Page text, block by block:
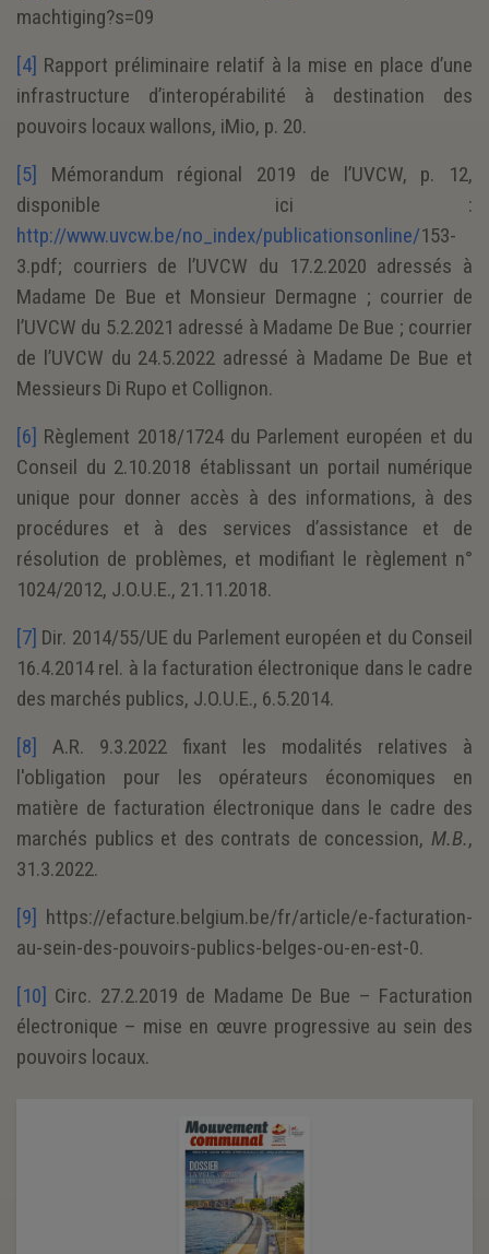
machtiging?s=09
[4] Rapport préliminaire relatif à la mise en place d’une
infrastructure d’interopérabilité à destination des
pouvoirs locaux wallons, iMio, p. 20.
[5]
Mémorandum régional 2019 de l’UVCW, p. 12,
disponible ici :
http://www.uvcw.be/no_index/publicationsonline/153-
3.pdf; courriers de l’UVCW du 17.2.2020 adressés à
Madame De Bue et Monsieur Dermagne ; courrier de
l’UVCW du 5.2.2021 adressé à Madame De Bue ; courrier
de l’UVCW du 24.5.2022 adressé à Madame De Bue et
Messieurs Di Rupo et Collignon.
[6] Règlement 2018/1724 du Parlement européen et du
Conseil du 2.10.2018 établissant un portail numérique
unique pour donner accès à des informations, à des
procédures et à des services d’assistance et de
résolution de problèmes, et modifiant le règlement n°
1024/2012, J.O.U.E., 21.11.2018.
[7] Dir. 2014/55/UE du Parlement européen et du Conseil
16.4.2014 rel. à la facturation électronique dans le cadre
des marchés publics, J.O.U.E., 6.5.2014.
[8]
A.R. 9.3.2022 fixant les modalités relatives à
l'obligation pour les opérateurs économiques en
matière de facturation électronique dans le cadre des
marchés publics et des contrats de concession, M.B.,
31.3.2022.
[9] https://efacture.belgium.be/fr/article/e-facturation-
au-sein-des-pouvoirs-publics-belges-ou-en-est-0.
[10] Circ. 27.2.2019 de Madame De Bue – Facturation
électronique – mise en œuvre progressive au sein des
pouvoirs locaux.